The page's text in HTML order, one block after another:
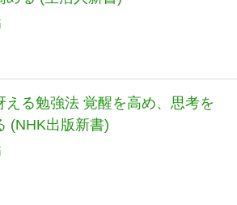
える勉強法 覚醒を高め、思考を
(NHK出版新書)